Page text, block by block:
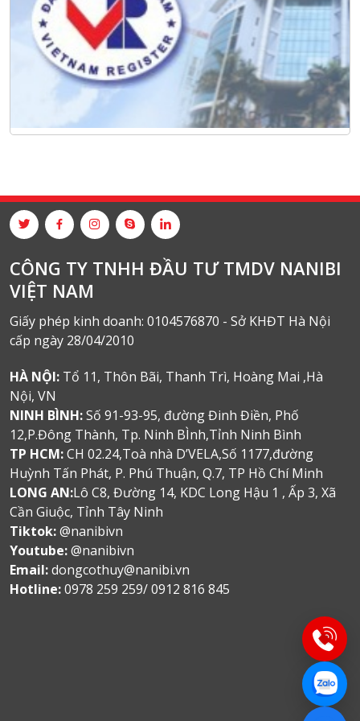
CÔNG TY TNHH ĐẦU TƯ TMDV NANIBI
VIỆT NAM
Giấy phép kinh doanh: 0104576870 - Sở KHĐT Hà Nội
cấp ngày 28/04/2010
HÀ NỘI: Tổ 11, Thôn Bãi, Thanh Trì, Hoàng Mai ,Hà
Nội, VN
NINH BÌNH:Số 91-93-95, đường Đinh Điền, Phố
12,P.Đông Thành, Tp. Ninh BÌnh,Tỉnh Ninh Bình
TP HCM:CH 02.24,Toà nhà D’VELA,Số 1177,đường
Huỳnh Tấn Phát, P. Phú Thuận, Q.7, TP Hồ Chí Minh
LONG AN:Lô C8, Đường 14, KDC Long Hậu 1 , Ấp 3, Xã
Cần Giuộc, Tỉnh Tây Ninh
Tiktok:@nanibivn
Youtube:@nanibivn
Email:dongcothuy@nanibi.vn
Hotline:0978 259 259/ 0912 816 845